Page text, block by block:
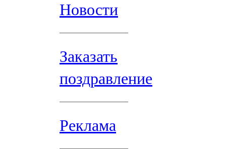
Новости
Заказать
поздравление
Реклама